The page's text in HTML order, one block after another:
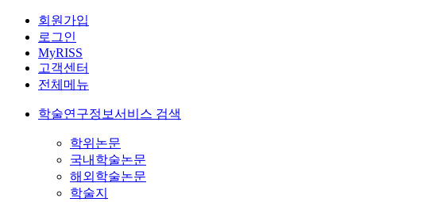
회원가입
로그인
MyRISS
고객센터
전체메뉴
학술연구정보서비스 검색
학위논문
국내학술논문
해외학술논문
학술지